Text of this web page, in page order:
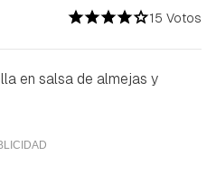
15 Votos
en salsa de almejas y